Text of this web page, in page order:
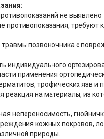
не выявлено
противопоказания, требуют
позвоночника с
индивидуального
применения
трофических язв и
реакция на материалы, из
непереносимость,
кожных покровов,
природы.